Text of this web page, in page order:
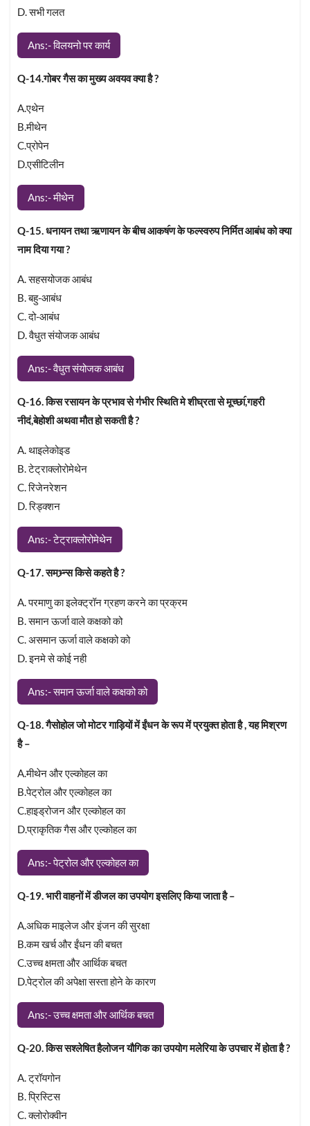
D. सभी गलत
Ans:- विलयनो पर कार्य
Q-14.गोबर गैस का मुख्य अवयव क्या है ?
A.एथेन
B.मीथेन
C.प्रोपेन
D.एसीटिलीन
Ans:- मीथेन
Q-15. धनायन तथा ऋणायन के बीच आकष॔ण के फल्स्वरुप निर्मित आबंध को क्या
नाम दिया गया ?
A. सहसयोजक आबंध
B. बहु-आबंध
C. दो-आबंध
D. वैधुत संयोजक आबंध
Ans:- वैधुत संयोजक आबंध
Q-16. किस रसायन के प्रभाव से ग॑भीर स्थिति मे शीघ्रता से मूच्छा॔,गहरी
नीदं,बेहोशी अथवा मौत हो सकती है ?
A. थाइलेकोइड
B. टेट्राक्लोरोमेथेन
C. रिजेनरेशन
D. रिड्क्शन
Ans:- टेट्राक्लोरोमेथेन
Q-17. समभ्र्न्स किसे कहते है ?
A. परमाणु का इलेक्ट्रॉन ग्रहण करने का प्रक्रम
B. समान ऊर्जा वाले कक्षको को
C. असमान ऊर्जा वाले कक्षको को
D. इनमे से कोई नही
Ans:- समान ऊर्जा वाले कक्षको को
Q-18. गैसोहोल जो मोटर गाड़ियों में ईंधन के रूप में प्रयुक्त होता है , यह मिश्रण
है –
A.मीथेन और एल्कोहल का
B.पेट्रोल और एल्कोहल का
C.हाइड्रोजन और एल्कोहल का
D.प्राकृतिक गैस और एल्कोहल का
Ans:- पेट्रोल और एल्कोहल का
Q-19. भारी वाहनों में डीजल का उपयोग इसलिए किया जाता है –
A.अधिक माइलेज और इंजन की सुरक्षा
B.कम खर्च और ईंधन की बचत
C.उच्च क्षमता और आर्थिक बचत
D.पेट्रोल की अपेक्षा सस्ता होने के कारण
Ans:- उच्च क्षमता और आर्थिक बचत
Q-20. किस सश्लेषित हैलोजन यौगिक का उपयोग मलेरिया के उपचार में होता है ?
A. ट्रॉयगोन
B. प्रिस्टिस
C. क्लोरोक्वीन